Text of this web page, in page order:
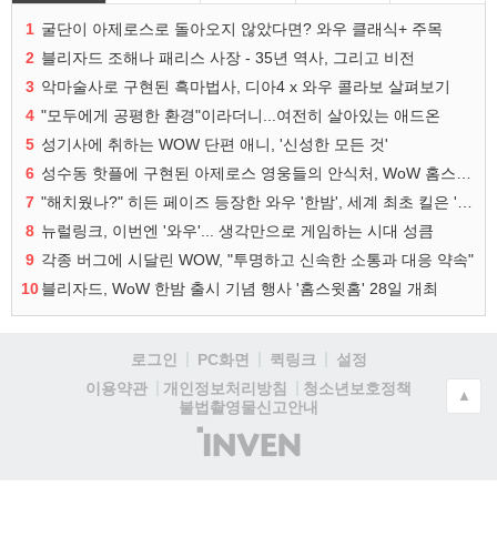
1 굴단이 아제로스로 돌아오지 않았다면? 와우 클래식+ 주목
2 블리자드 조해나 패리스 사장 - 35년 역사, 그리고 비전
3 악마술사로 구현된 흑마법사, 디아4 x 와우 콜라보 살펴보기
4 "모두에게 공평한 환경"이라더니...여전히 살아있는 애드온
5 성기사에 취하는 WOW 단편 애니, '신성한 모든 것'
6
7
8 뉴럴링크, 이번엔 '와우'... 생각만으로 게임하는 시대 성큼
9 각종 버그에 시달린 WOW, "투명하고 신속한 소통과 대응 약속"
10블리자드, WoW 한밤 출시 기념 행사 '홈스윗홈' 28일 개최
로그인 PC화면 퀵링크
설정
이용약관
개인정보처리방침
청소년보호정책
불법촬영물신고안내
(주)
인
▲